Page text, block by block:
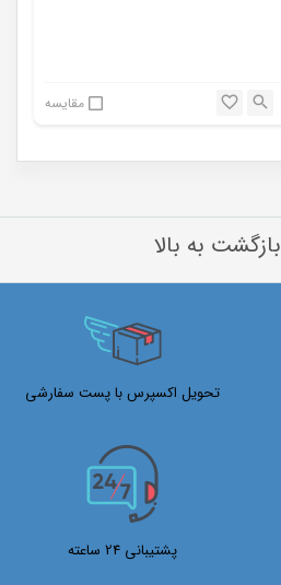
مقایسه
بازگشت به بالا
تحویل اکسپرس با پست سفارشی
پشتیبانی 24 ساعته